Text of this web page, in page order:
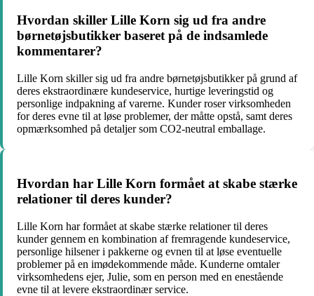
Hvordan skiller Lille Korn sig ud fra andre
børnetøjsbutikker baseret på de indsamlede
kommentarer?
Lille Korn skiller sig ud fra andre børnetøjsbutikker på grund af
deres ekstraordinære kundeservice, hurtige leveringstid og
personlige indpakning af varerne. Kunder roser virksomheden
for deres evne til at løse problemer, der måtte opstå, samt deres
opmærksomhed på detaljer som CO2-neutral emballage.
Hvordan har Lille Korn formået at skabe stærke
relationer til deres kunder?
Lille Korn har formået at skabe stærke relationer til deres
kunder gennem en kombination af fremragende kundeservice,
personlige hilsener i pakkerne og evnen til at løse eventuelle
problemer på en imødekommende måde. Kunderne omtaler
virksomhedens ejer, Julie, som en person med en enestående
evne til at levere ekstraordinær service.